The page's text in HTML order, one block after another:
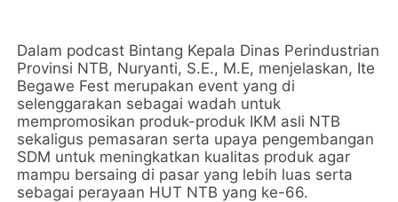
Dalam podcast Bintang Kepala Dinas Perindustrian
Provinsi NTB, Nuryanti, S.E., M.E, menjelaskan, Ite
Begawe Fest merupakan event yang di
selenggarakan sebagai wadah untuk
mempromosikan produk-produk IKM asli NTB
sekaligus pemasaran serta upaya pengembangan
SDM untuk meningkatkan kualitas produk agar
mampu bersaing di pasar yang lebih luas serta
sebagai perayaan HUT NTB yang ke-66.